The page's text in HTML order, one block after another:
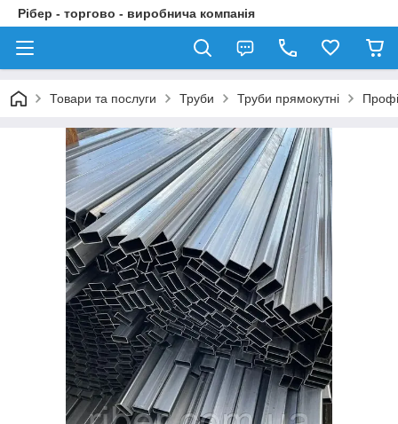
Рібер - торгово - виробнича компанія
Товари та послуги Труби Труби прямокутні